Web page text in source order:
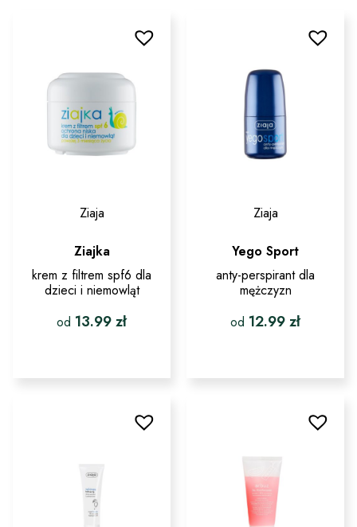
Ziaja
Ziajka
krem z filtrem spf6 dla
dzieci i niemowląt
od 13.99zł
ma
stronie
produktu
Ziaja
Yego Sport
anty-perspirant dla
mężczyzn
od 12.99zł
ma
wybrać
stronie
produktu